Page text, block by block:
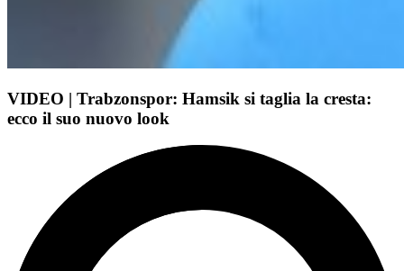
VIDEO | Trabzonspor: Hamsik si taglia la cresta:
ecco il suo nuovo look